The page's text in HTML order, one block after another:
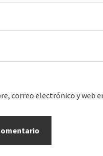
correo electrónico y web